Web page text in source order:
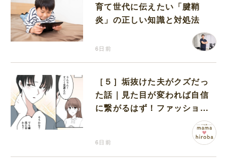
育て世代に伝えたい「腱鞘
炎」の正しい知識と対処法
6日前
［５］垢抜けた夫がクズだっ
た話｜見た目が変われば自信
に繋がるはず！ファッション
6日前